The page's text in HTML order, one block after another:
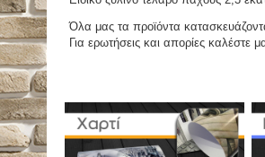
Όλα μας τα προϊόντα
Για ερωτήσεις και απορίες